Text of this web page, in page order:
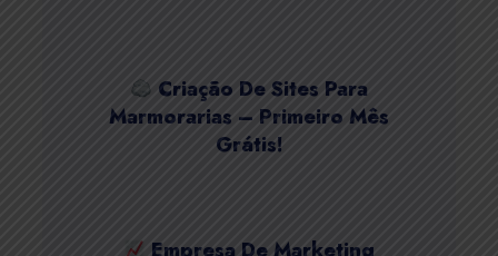
Criação De Sites Para
Marmorarias – Primeiro Mês
Grátis!